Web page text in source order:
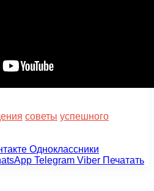
советы успешного
Одноклассники
Telegram Viber Печатать